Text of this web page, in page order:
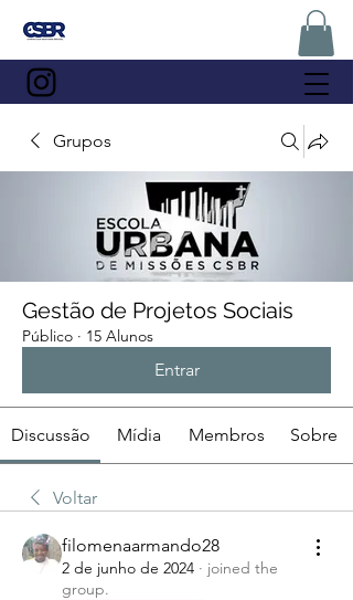
Grupos
Gestão de Projetos Sociais
Público · 15 Alunos
Entrar
Discussão Mídia Membros Sobre
Voltar
filomenaarmando28
2 de junho de 2024 · joined the
group.